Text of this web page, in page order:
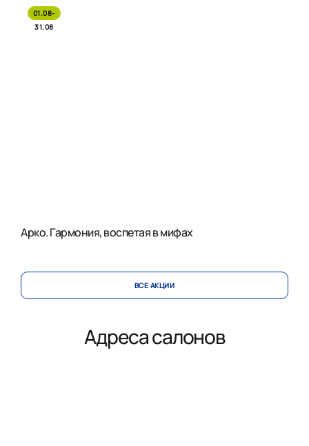
01.08-
31.08
Арко. Гармония, воспетая в мифах
ВСЕ АКЦИИ
Адреса салонов